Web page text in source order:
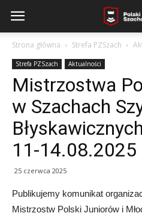
Strona główna Strefa PZSzach
Strefa PZSzach Aktualności
Mistrzostwa
w Szachach
11-14.08.2025
25 czerwca 2025
Publikujemy komunikat
Mistrzostw Polski Juniorów i